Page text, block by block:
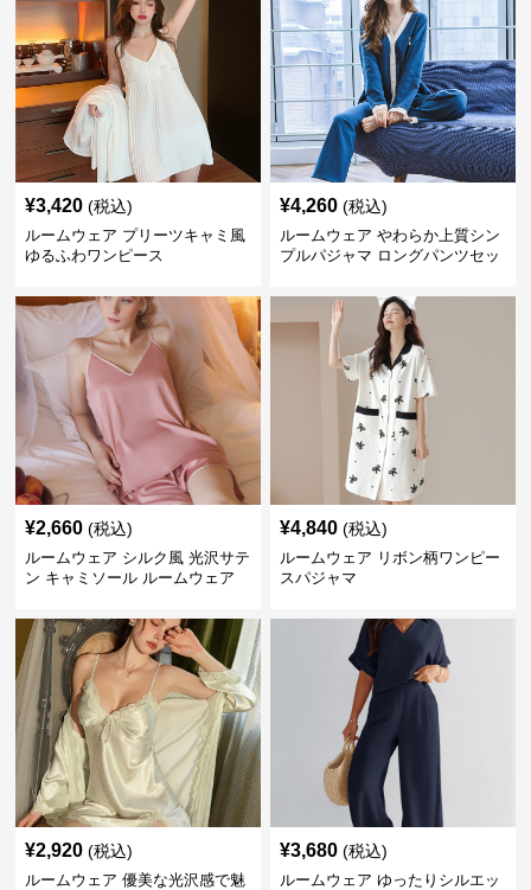
¥3,420 (税込)
ルームウェア プリーツキャミ風
ゆるふわワンピース
¥4,260 (税込)
ルームウェア やわらか上質シン
プルパジャマ ロングパンツセッ
¥2,660 (税込)
ルームウェア シルク風 光沢サテ
ン キャミソール ルームウェア
¥4,840 (税込)
ルームウェア リボン柄ワンピー
スパジャマ
¥2,920 (税込)
ルームウェア 優美な光沢感で魅
¥3,680 (税込)
ルームウェア ゆったりシルエッ